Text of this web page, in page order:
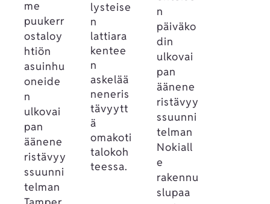
me
puukerr
ostaloy
htiön
asuinhu
oneide
n
ulkovai
pan
äänene
ristävyy
ssuunni
telman
lysteise
n
lattiara
kentee
n
askelää
neneris
tävyytt
ä
omakoti
talokoh
teessa.
n
päiväko
din
ulkovai
pan
äänene
ristävyy
ssuunni
telman
Nokiall
e
rakennu
slupaa